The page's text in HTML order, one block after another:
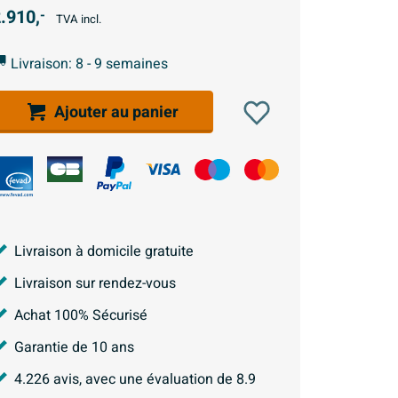
- TVA incl.
Livraison: 8 - 9 semaines
Ajouter au panier
Livraison à domicile gratuite
Livraison sur rendez-vous
Achat 100% Sécurisé
Garantie de 10 ans
4.226avis, avec une évaluation de 8.9